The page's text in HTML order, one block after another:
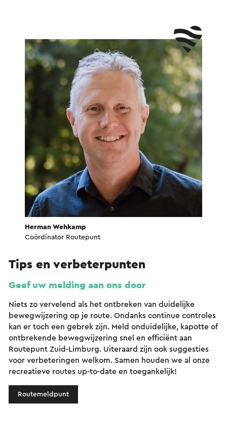
Herman Wehkamp
Coördinator Routepunt
Tips en verbeterpunten
Geef uw melding aan ons door
Niets zo vervelend als het ontbreken van duidelijke
bewegwijzering op je route. Ondanks continue controles
kan er toch een gebrek zijn. Meld onduidelijke, kapotte of
ontbrekende bewegwijzering snel en efficiënt aan
Routepunt Zuid-Limburg. Uiteraard zijn ook suggesties
voor verbeteringen welkom. Samen houden we al onze
recreatieve routes up-to-date en toegankelijk!
Routemeldpunt